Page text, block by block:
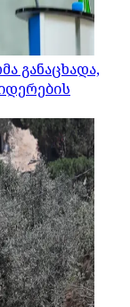
განაცხადა,